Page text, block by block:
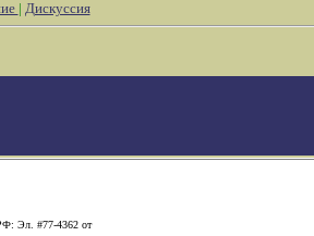
| Дискуссия
РФ: Эл. #77-4362 от